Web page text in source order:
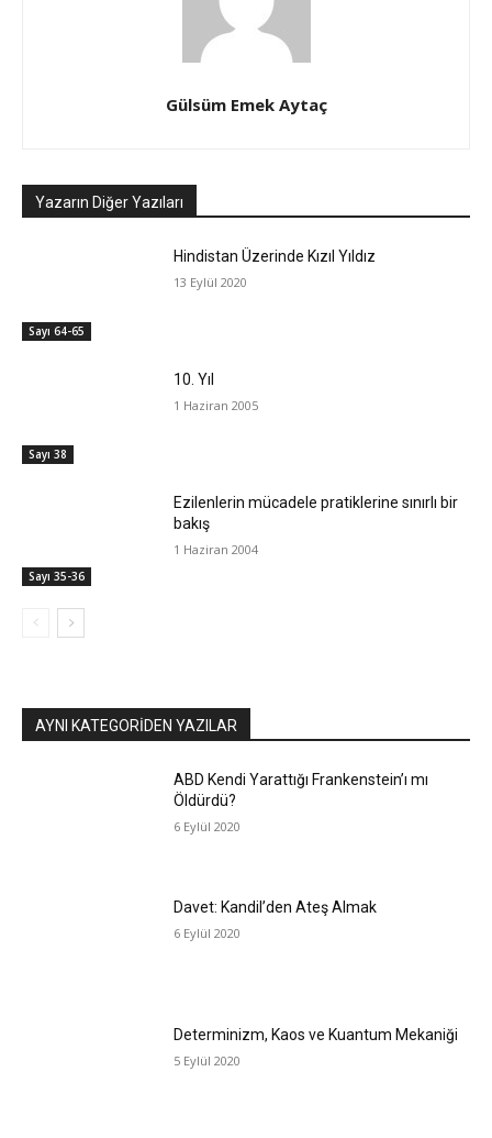
Gülsüm Emek Aytaç
Yazarın Diğer Yazıları
Sayı 64-65
Hindistan Üzerinde Kızıl Yıldız
13 Eylül 2020
Sayı 38
10. Yıl
1 Haziran 2005
Sayı 35-36
Ezilenlerin mücadele pratiklerine sınırlı bir
bakış
1 Haziran 2004
AYNI KATEGORIDEN YAZILAR
ABD Kendi Yarattığı Frankenstein’ı mı
Öldürdü?
6 Eylül 2020
Davet: Kandil’den Ateş Almak
6 Eylül 2020
Determinizm, Kaos ve Kuantum Mekaniği
5 Eylül 2020